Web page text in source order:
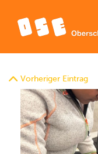
Vorheriger Eintrag